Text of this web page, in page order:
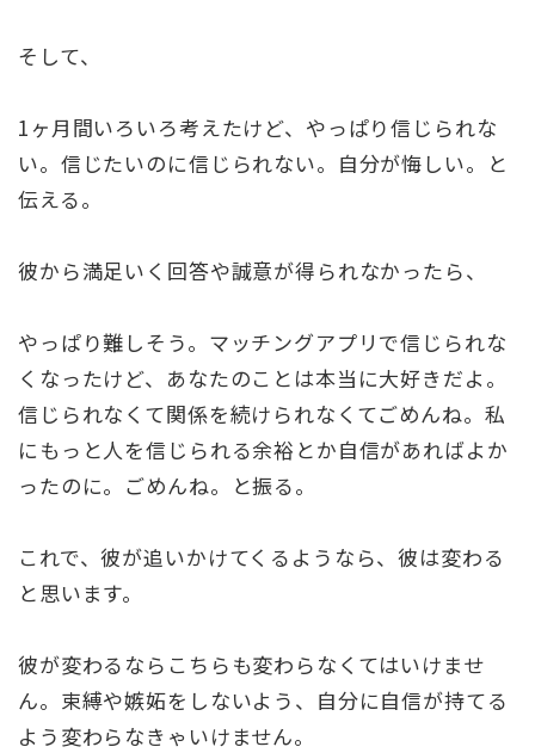
そして、
1ヶ月間いろいろ考えたけど、やっぱり信じられな
い。信じたいのに信じられない。自分が悔しい。と
伝える。
彼から満足いく回答や誠意が得られなかったら、
やっぱり難しそう。マッチングアプリで信じられな
くなったけど、あなたのことは本当に大好きだよ。
信じられなくて関係を続けられなくてごめんね。私
にもっと人を信じられる余裕とか自信があればよか
ったのに。ごめんね。と振る。
これで、彼が追いかけてくるようなら、彼は変わる
と思います。
彼が変わるならこちらも変わらなくてはいけませ
ん。束縛や嫉妬をしないよう、自分に自信が持てる
よう変わらなきゃいけません。